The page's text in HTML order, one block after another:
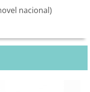
nacional)